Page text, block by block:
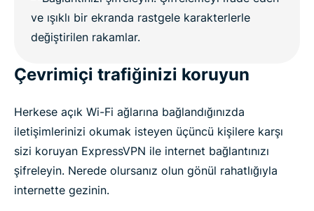
Çevrimiçi trafiğinizi koruyun
Herkese açık Wi-Fi ağlarına bağlandığınızda
iletişimlerinizi okumak isteyen üçüncü kişilere karşı
sizi koruyan ExpressVPN ile internet bağlantınızı
şifreleyin. Nerede olursanız olun gönül rahatlığıyla
internette gezinin.